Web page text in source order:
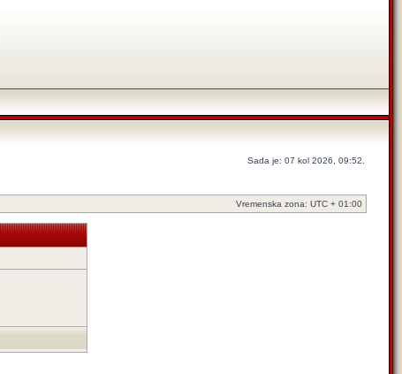
Sada je: 07 kol 2026, 09:52.
Vremenska zona: UTC + 01:00